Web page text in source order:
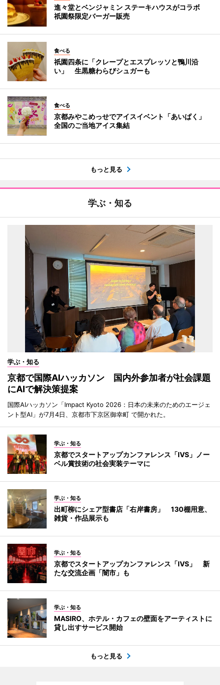
進々堂とベンジャミン ステーキハウスがコラボ
祇園祭限定バーガー販売
食べる
祇園四条に「クレープとエスプレッソと鴨川沿
い」 生黒糖わらびシュガーも
食べる
京都みやこめっせでアイスイベント「あいぱく」
全国のご当地アイス集結
もっと見る
学ぶ・知る
学ぶ・知る
京都で国際AIハッカソン 国内外参加者が社会課題
にAIで解決策提案
国際AIハッカソン「Impact Kyoto 2026：日本の未来のためのエージェ
ント型AI」が7月4日、京都市下京区御幸町 で開かれた。
学ぶ・知る
京都でスタートアップカンファレンス「IVS」ノー
ベル賞技術の社会実装テーマに
学ぶ・知る
出町柳にシェア型書店「右岸書房」 130棚用意、
雑貨・作品展示も
学ぶ・知る
京都でスタートアップカンファレンス「IVS」 新
たな交流企画「闇市」も
学ぶ・知る
MASIRO、ホテル・カフェの壁面をアーティストに
貸し出すサービス開始
もっと見る